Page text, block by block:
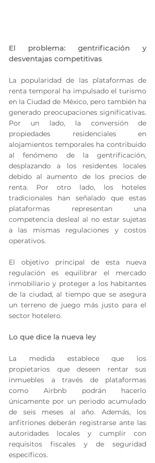
El problema: gentrificación y
desventajas competitivas
La popularidad de las plataformas de
renta temporal ha impulsado el turismo
en la Ciudad de México, pero también ha
generado preocupaciones significativas.
Por un lado, la conversión de
propiedades residenciales en
alojamientos temporales ha contribuido
al fenómeno de la gentrificación,
desplazando a los residentes locales
debido al aumento de los precios de
renta. Por otro lado, los hoteles
tradicionales han señalado que estas
plataformas representan una
competencia desleal al no estar sujetas
a las mismas regulaciones y costos
operativos.
El objetivo principal de esta nueva
regulación es equilibrar el mercado
inmobiliario y proteger a los habitantes
de la ciudad, al tiempo que se asegura
un terreno de juego más justo para el
sector hotelero.
Lo que dice la nueva ley
La medida establece que los
propietarios que deseen rentar sus
inmuebles a través de plataformas
como Airbnb podrán hacerlo
únicamente por un periodo acumulado
de seis meses al año. Además, los
anfitriones deberán registrarse ante las
autoridades locales y cumplir con
requisitos fiscales y de seguridad
específicos.